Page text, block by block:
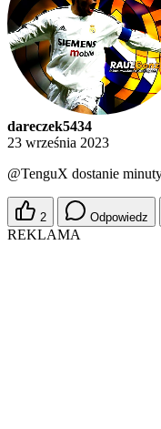
dareczek5434
23 września 2023
@TenguX dostanie
2 Odpowiedz
REKLAMA